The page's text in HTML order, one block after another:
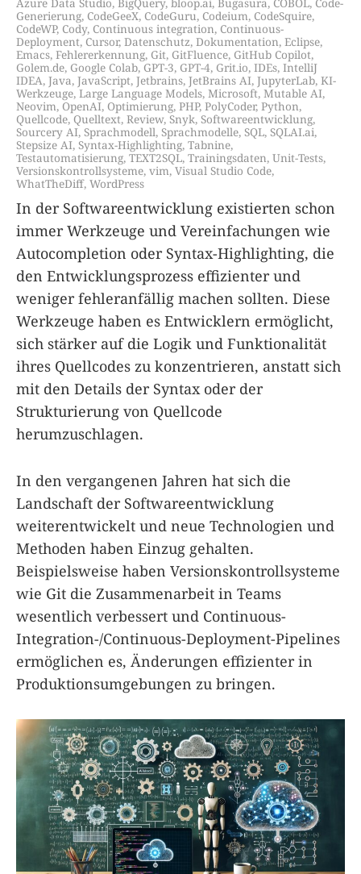
Generierung, CodeGeeX, CodeGuru, Codeium, CodeSquire,
CodeWP, Cody, Continuous integration, Continuous-
Deployment, Cursor, Datenschutz, Dokumentation, Eclipse,
Emacs, Fehlererkennung, Git, GitFluence, GitHub Copilot,
Golem.de, Google Colab,GPT-3, GPT-4, Grit.io, IDEs, IntelliJ
IDEA, Java, JavaScript, Jetbrains, JetBrains AI, JupyterLab, KI-
Werkzeuge,Large Language Models, Microsoft, Mutable AI,
Neovim, OpenAI, Optimierung, PHP, PolyCoder, Python,
Quellcode,Quelltext, Review, Snyk, Softwareentwicklung,
Sourcery AI, Sprachmodell, Sprachmodelle, SQL, SQLAI.ai,
Stepsize AI, Syntax-Highlighting, Tabnine,
Testautomatisierung, TEXT2SQL, Trainingsdaten, Unit-Tests,
Versionskontrollsysteme, vim, Visual Studio Code,
WhatTheDiff, WordPress
In der Softwareentwicklung existierten schon
immer Werkzeuge und Vereinfachungen wie
Autocompletion oder Syntax-Highlighting, die
den Entwicklungsprozess effizienter und
weniger fehleranfällig machen sollten. Diese
Werkzeuge haben es Entwicklern ermöglicht,
sich stärker auf die Logik und Funktionalität
ihres Quellcodes zu konzentrieren, anstatt sich
mit den Details der Syntax oder der
Strukturierung von Quellcode
herumzuschlagen.
In den vergangenen Jahren hat sich die
Landschaft der Softwareentwicklung
weiterentwickelt und neue Technologien und
Methoden haben Einzug gehalten.
Beispielsweise haben Versionskontrollsysteme
wie Git die Zusammenarbeit in Teams
wesentlich verbessert und Continuous-
Integration-/Continuous-Deployment-Pipelines
ermöglichen es, Änderungen effizienter in
Produktionsumgebungen zu bringen.